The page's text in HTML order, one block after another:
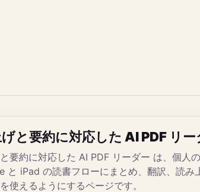
と要約に対応した AI PDF リー
要約に対応した AI PDF リーダー は、個人
と iPad の読書フローにまとめ、翻訳、読み
使えるようにするページです。